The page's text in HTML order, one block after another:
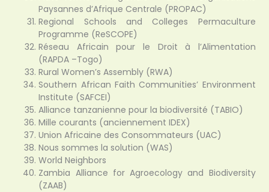
Paysannes d’Afrique Centrale (PROPAC)
Regional Schools and Colleges Permaculture
Programme (ReSCOPE)
Réseau Africain pour le Droit à l’Alimentation
(RAPDA –Togo)
Rural Women’s Assembly (RWA)
Southern African Faith Communities’ Environment
Institute (SAFCEI)
Alliance tanzanienne pour la biodiversité (TABIO)
Mille courants (anciennement IDEX)
Union Africaine des Consommateurs (UAC)
Nous sommes la solution (WAS)
World Neighbors
Zambia Alliance for Agroecology and Biodiversity
(ZAAB)